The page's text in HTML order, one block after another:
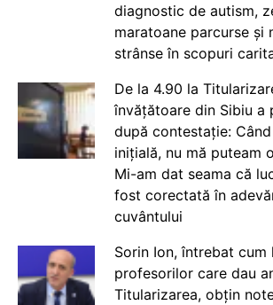
diagnostic de autism,
maratoane parcurse și
strânse în scopuri
De la 4.90 la
învățătoare din Sibiu a
după contestație:
inițială, nu mă puteam
Mi-am dat seama că
fost corectată în
cuvântului
Sorin Ion, întrebat cum
profesorilor care dau
Titularizarea, obțin